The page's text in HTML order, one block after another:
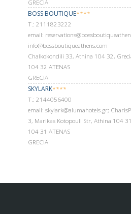
GRECIA
BOSS BOUTIQUE****
Т.: 2111823222
email:
info@bossboutiqueathens.com
Chalkokondili 33, Athina 104 32,
104 32 ATENAS
GRECIA
SKYLARK****
Т.: 2144056400
email: skylark@alumahotels.gr;
3, Marikas Kotopouli Str, Athina 104
104 31 ATENAS
GRECIA